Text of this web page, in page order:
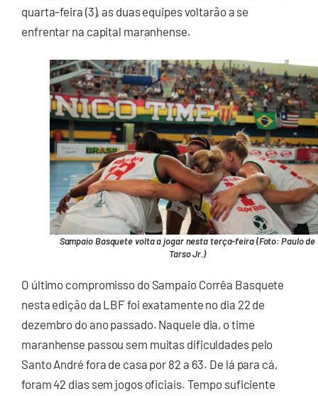
quarta-feira (3), as duas equipes voltarão a se
enfrentar na capital maranhense.
Sampaio Basquete volta a jogar nesta terça-feira (Foto: Paulo de
Tarso Jr.)
O último compromisso do Sampaio Corrêa Basquete
nesta edição da LBF foi exatamente no dia 22 de
dezembro do ano passado. Naquele dia, o time
maranhense passou sem muitas dificuldades pelo
Santo André fora de casa por 82 a 63. De lá para cá,
foram 42 dias sem jogos oficiais. Tempo suficiente